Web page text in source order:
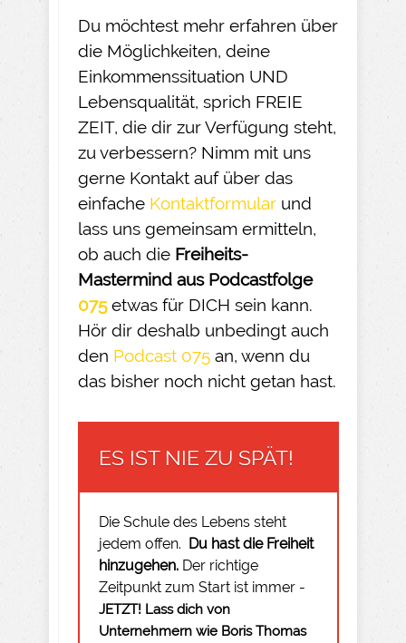
Du möchtest mehr erfahren über
die Möglichkeiten, deine
Einkommenssituation UND
Lebensqualität, sprich FREIE
ZEIT, die dir zur Verfügung steht,
zu verbessern? Nimm mit uns
gerne Kontakt auf über das
einfache Kontaktformular und
lass uns gemeinsam ermitteln,
ob auch die Freiheits-
Mastermind aus Podcastfolge
075etwas für DICH sein kann.
Hör dir deshalb unbedingt auch
den Podcast 075 an, wenn du
das bisher noch nicht getan hast.
ES IST NIE ZU SPÄT!
Die Schule des Lebens steht
jedem offen. Du hast die Freiheit
hinzugehen. Der richtige
Zeitpunkt zum Start ist immer -
JETZT! Lass dich von
Unternehmern wie Boris Thomas